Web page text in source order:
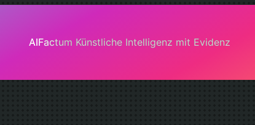
AIFactum Künstliche Intelligenz mit Evidenz